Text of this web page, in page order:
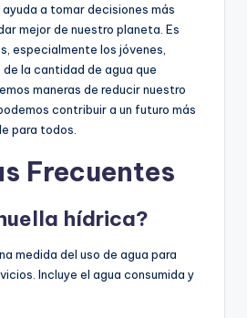
a tomar decisiones más
mejor de nuestro planeta. Es
especialmente los jóvenes,
la cantidad de agua que
maneras de reducir nuestro
contribuir a un futuro más
para todos.
Frecuentes
hídrica?
medida del uso de agua para
Incluye el agua consumida y